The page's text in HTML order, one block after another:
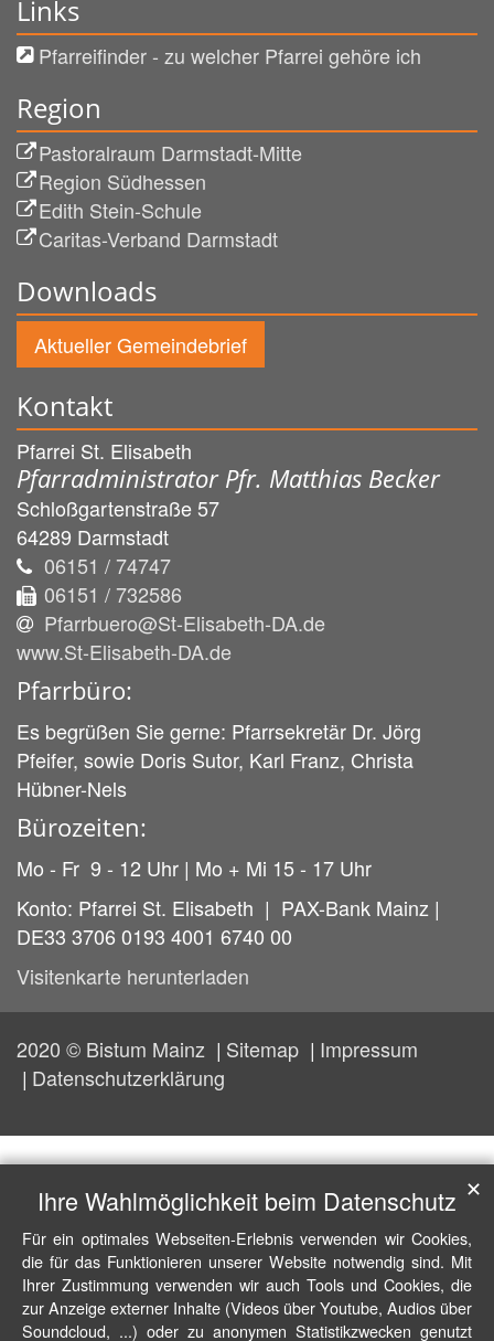
Links
Pfarreifinder - zu welcher Pfarrei gehöre ich
Region
Pastoralraum Darmstadt-Mitte
Region Südhessen
Edith Stein-Schule
Caritas-Verband Darmstadt
Downloads
Aktueller Gemeindebrief
Kontakt
Pfarrei St. Elisabeth
Pfarradministrator Pfr. Matthias Becker
Schloßgartenstraße 57
64289 Darmstadt
06151 / 74747
06151 / 732586
Pfarrbuero@St-Elisabeth-DA.de
www.St-Elisabeth-DA.de
Pfarrbüro:
Es begrüßen Sie gerne: Pfarrsekretär Dr. Jörg
Pfeifer, sowie Doris Sutor, Karl Franz, Christa
Hübner-Nels
Bürozeiten:
Mo - Fr 9 - 12 Uhr | Mo + Mi 15 - 17 Uhr
Konto: Pfarrei St. Elisabeth | PAX-Bank Mainz |
DE33 3706 0193 4001 6740 00
Visitenkarte herunterladen
2020 © Bistum Mainz Sitemap
Impressum
Datenschutzerklärung
Ihre Wahlmöglichkeit beim Datenschutz
Für ein optimales Webseiten-Erlebnis verwenden wir Cookies,
die für das Funktionieren unserer Website notwendig sind. Mit
Ihrer Zustimmung verwenden wir auch Tools und Cookies, die
zur Anzeige externer Inhalte (Videos über Youtube, Audios über
Soundcloud, ...) oder zu anonymen Statistikzwecken genutzt
✕